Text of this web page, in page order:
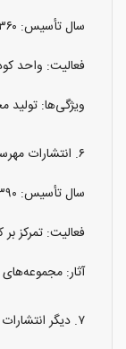
سال تأسیس: ۱۳۶۰
فعالیت: واحد کودک ناشر بیش از ۹۰۰ کتاب مهارت زندگی و محیط‌زیست است؛
ویژگی‌ها: تولید
۶. انتشارات مهرسا
سال تأسیس: ۱۳۹۰
فعالیت: تمرکز
آثار:
۷. دیگر انتشارات مطرح حوزه کودک و نوجوان